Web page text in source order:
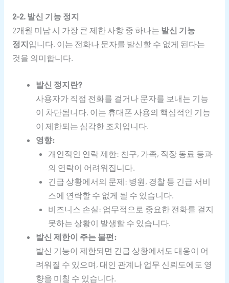
2-2. 발신 기능 정지
2개월 미납 시 가장 큰 제한 사항 중 하나는 발신 기능
정지입니다. 이는 전화나 문자를 발신할 수 없게 된다는
것을 의미합니다.
발신 정지란?
사용자가 직접 전화를 걸거나 문자를 보내는 기능
이 차단됩니다. 이는 휴대폰 사용의 핵심적인 기능
이 제한되는 심각한 조치입니다.
영향:
개인적인 연락 제한: 친구, 가족, 직장 동료 등과
의 연락이 어려워집니다.
긴급 상황에서의 문제: 병원, 경찰 등 긴급 서비
스에 연락할 수 없게 될 수 있습니다.
비즈니스 손실: 업무적으로 중요한 전화를 걸지
못하는 상황이 발생할 수 있습니다.
발신 제한이 주는 불편:
발신 기능이 제한되면 긴급 상황에서도 대응이 어
려워질 수 있으며, 대인 관계나 업무 신뢰도에도 영
향을 미칠 수 있습니다.